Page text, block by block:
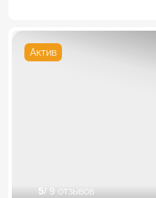
Актив
5/ 9 отзывов